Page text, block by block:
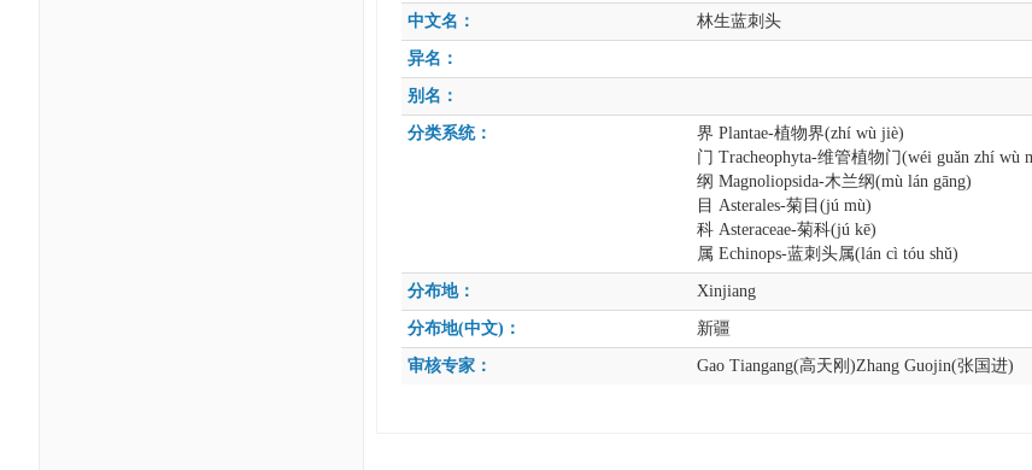
中文名： 林生蓝刺头
异名：
别名：
分类系统：
界 Plantae-植物界(zhí wù jiè)
门 Tracheophyta-维管植物门(wéi guǎn zhí wù
纲 Magnoliopsida-木兰纲(mù lán gāng)
目 Asterales-菊目(jú mù)
科 Asteraceae-菊科(jú kē)
属 Echinops-蓝刺头属(lán cì tóu shǔ)
分布地： Xinjiang
分布地(中文)： 新疆
审核专家： Gao Tiangang(高天刚)Zhang Guojin(张国进)